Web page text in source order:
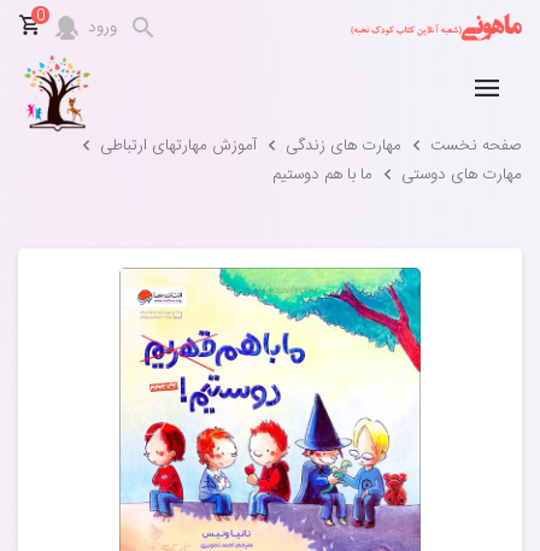
ورود 0
صفحه نخست مهارت های زندگی
آموزش مهارتهای ارتباطی
مهارت های دوستی
ما با هم دوستیم